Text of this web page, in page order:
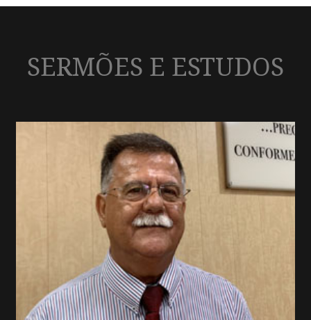
SERMÕES E ESTUDOS